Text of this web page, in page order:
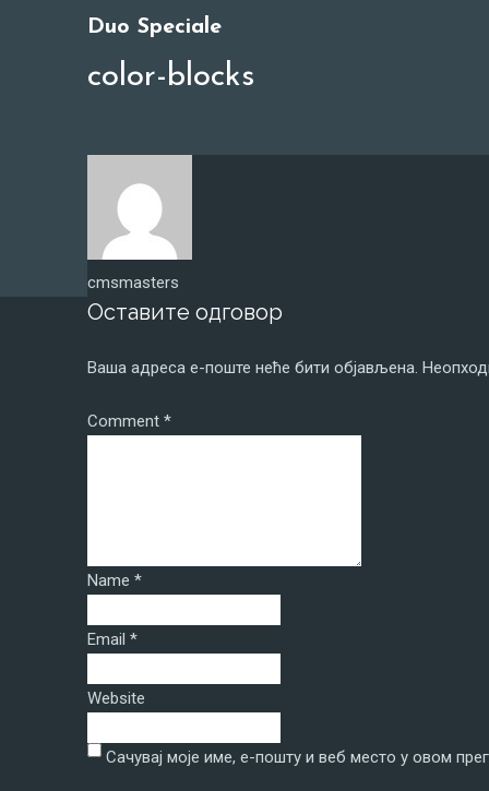
Duo Speciale
color-blocks
cmsmasters
Оставите одговор
Ваша адреса е-поште неће бити објављена.
Comment *
Name *
Email *
Website
Сачувај моје име, е-пошту и веб место у овом